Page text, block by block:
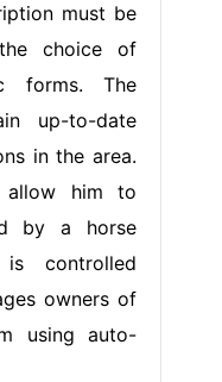
must be
choice of
forms. The
up-to-date
in the area.
allow him to
by a horse
controlled
owners of
using auto-